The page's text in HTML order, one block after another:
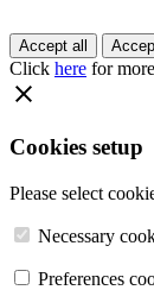
Accept all
Click here for
Cookies setup
Please select
Necessary
Preferences